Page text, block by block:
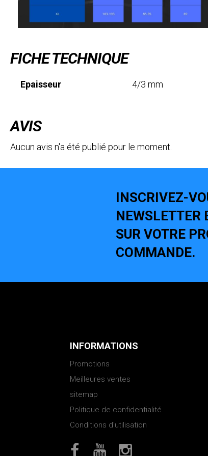
FICHE TECHNIQUE
Epaisseur 4/3 mm
AVIS
Aucun avis n'a été publié pour le moment.
INSCRIVEZ-
NEWSLETTER
SUR VOTRE
COMMANDE.
INFORMATIONS
Promotions
Meilleures ventes
sitemap
Politique de confidentialité
Conditions d'utilisation